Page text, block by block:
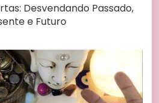
Desvendando Passado,
e Futuro